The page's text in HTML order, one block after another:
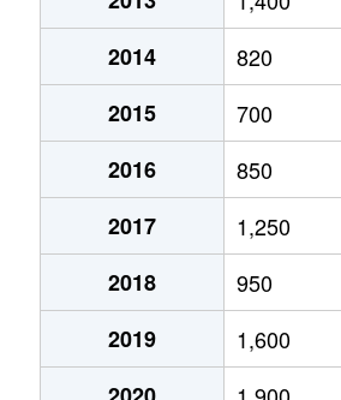
2014
820
2015
700
2016
850
2017
1,250
2018
950
2019
1,600